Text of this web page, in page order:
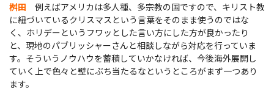
桝田 例えばアメリカは多人種、多宗教の国ですので、キリスト教
に紐づいているクリスマスという言葉をそのまま使うのではな
く、ホリデーというフワッとした言い方にした方が良かったり
と、現地のパブリッシャーさんと相談しながら対応を行っていま
す。そういうノウハウを蓄積していかなければ、今後海外展開し
ていく上で色々と壁にぶち当たるなというところがまず一つあり
ます。